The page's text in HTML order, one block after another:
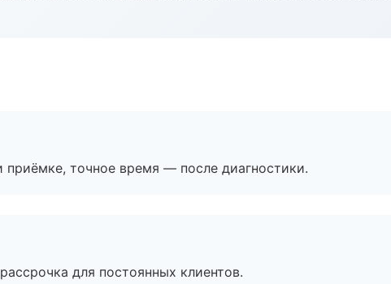
точное время — после диагностики.
для постоянных клиентов.